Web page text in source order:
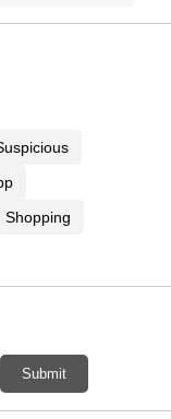
Shopping
Submit